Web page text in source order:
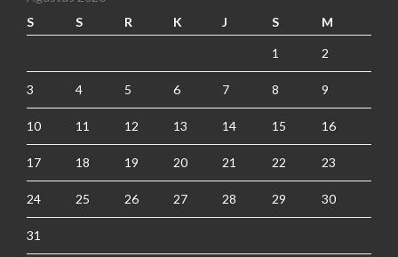
S
S R K J S M
1 2
3 4 5 6 7 8 9
10 11 12 13 14 15 16
17 18 19 20 21 22 23
24 25 26 27 28 29 30
31